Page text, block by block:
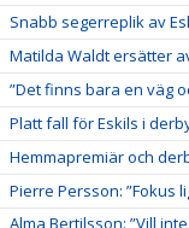
Snabb segerreplik av
Matilda Waldt ersätter
”Det finns bara en väg
Platt fall för Eskils i
Hemmapremiär och
Pierre Persson: ”Fokus
Alma Bertilsson: ”Vill